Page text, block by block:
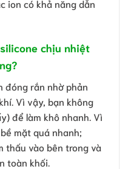
ion có khả năng dẫn
chịu nhiệt
đóng rắn nhờ phản
Vì vậy, bạn không
để làm khô nhanh. Vì
mặt quá nhanh;
thấu vào bên trong và
toàn khối.